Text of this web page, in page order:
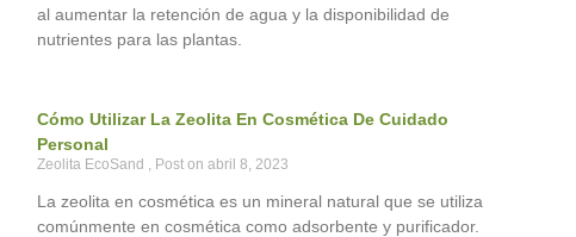
al aumentar la retención de agua y la disponibilidad de
nutrientes para las plantas.
Cómo Utilizar La Zeolita En Cosmética De Cuidado
Personal
Zeolita EcoSand abril 8, 2023
La zeolita en cosmética es un mineral natural que se utiliza
comúnmente en cosmética como adsorbente y purificador.